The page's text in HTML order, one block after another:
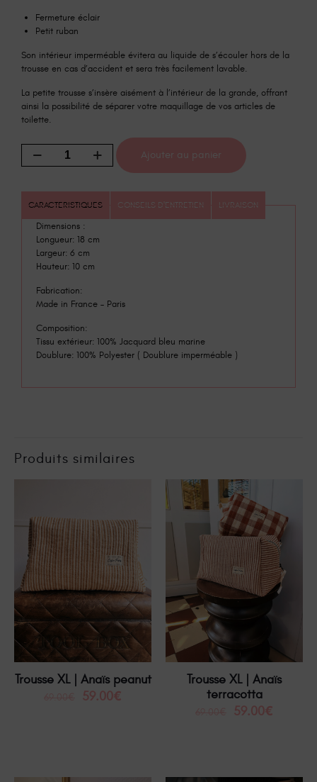
Fermeture éclair
Petit ruban
Son intérieur imperméable évitera au liquide de s’écouler hors de la
trousse en cas d’accident et sera très facilement lavable.
La petite trousse s’insère aisément à l’intérieur de la grande, offrant
ainsi la possibilité de séparer votre maquillage de vos articles de
toilette.
Ajouter au panier
CARACTERISTIQUES CONSEILS D'ENTRETIEN LIVRAISON
Dimensions :
Longueur: 18 cm
Largeur: 6 cm
Hauteur: 10 cm
Fabrication:
Made in France – Paris
Composition:
Tissu extérieur: 100% Jacquard bleu marine
Doublure: 100% Polyester ( Doublure imperméable )
Produits similaires
Trousse XL | Anaïs peanut
59.00€
En promotion
Trousse XL | Anaïs
terracotta
59.00€